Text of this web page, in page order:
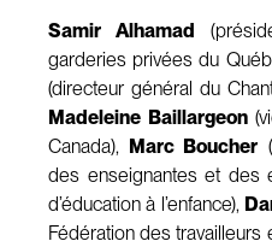
Samir Alhamad
garderies privées du
(directeur général du
Madeleine Baillargeon
Canada), Marc Boucher
des enseignantes et des
d’éducation à l’enfance),
Fédération des travailleurs